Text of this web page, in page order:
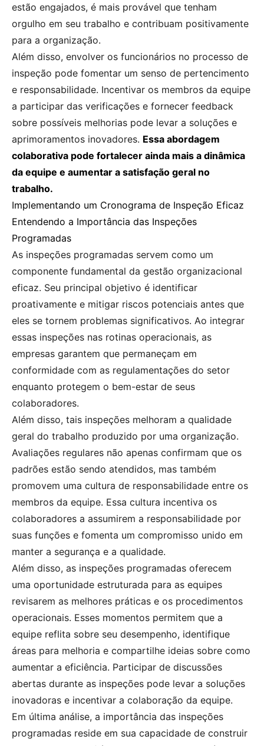
estão engajados, é mais provável que tenham
orgulho em seu trabalho e contribuam positivamente
para a organização.
Além disso, envolver os funcionários no processo de
inspeção pode fomentar um senso de pertencimento
e responsabilidade. Incentivar os membros da equipe
a participar das verificações e fornecer feedback
sobre possíveis melhorias pode levar a soluções e
aprimoramentos inovadores. Essa abordagem
colaborativa pode fortalecer ainda mais a dinâmica
da equipe e aumentar a satisfação geral no
trabalho.
Implementando um Cronograma de Inspeção Eficaz
Entendendo a Importância das Inspeções
Programadas
As inspeções programadas servem como um
componente fundamental da gestão organizacional
eficaz. Seu principal objetivo é identificar
proativamente e mitigar riscos potenciais antes que
eles se tornem problemas significativos. Ao integrar
essas inspeções nas rotinas operacionais, as
empresas garantem que permaneçam em
conformidade com as regulamentações do setor
enquanto protegem o bem-estar de seus
colaboradores.
Além disso, tais inspeções melhoram a qualidade
geral do trabalho produzido por uma organização.
Avaliações regulares não apenas confirmam que os
padrões estão sendo atendidos, mas também
promovem uma cultura de responsabilidade entre os
membros da equipe. Essa cultura incentiva os
colaboradores a assumirem a responsabilidade por
suas funções e fomenta um compromisso unido em
manter a segurança e a qualidade.
Além disso, as inspeções programadas oferecem
uma oportunidade estruturada para as equipes
revisarem as melhores práticas e os procedimentos
operacionais. Esses momentos permitem que a
equipe reflita sobre seu desempenho, identifique
áreas para melhoria e compartilhe ideias sobre como
aumentar a eficiência. Participar de discussões
abertas durante as inspeções pode levar a soluções
inovadoras e incentivar a colaboração da equipe.
Em última análise, a importância das inspeções
programadas reside em sua capacidade de construir